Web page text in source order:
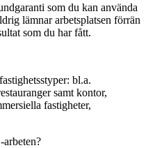
som du kan använda
lämnar arbetsplatsen förrän
som du har fått.
bl.a.
samt kontor,
fastigheter,